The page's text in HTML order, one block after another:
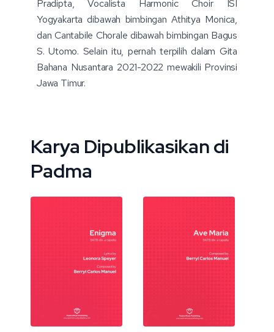
Pradipta, Vocalista Harmonic Choir ISI
Yogyakarta dibawah bimbingan Athitya Monica,
dan Cantabile Chorale dibawah bimbingan Bagus
S. Utomo. Selain itu, pernah terpilih dalam Gita
Bahana Nusantara 2021-2022 mewakili Provinsi
Jawa Timur.
Karya Dipublikasikan di
Padma